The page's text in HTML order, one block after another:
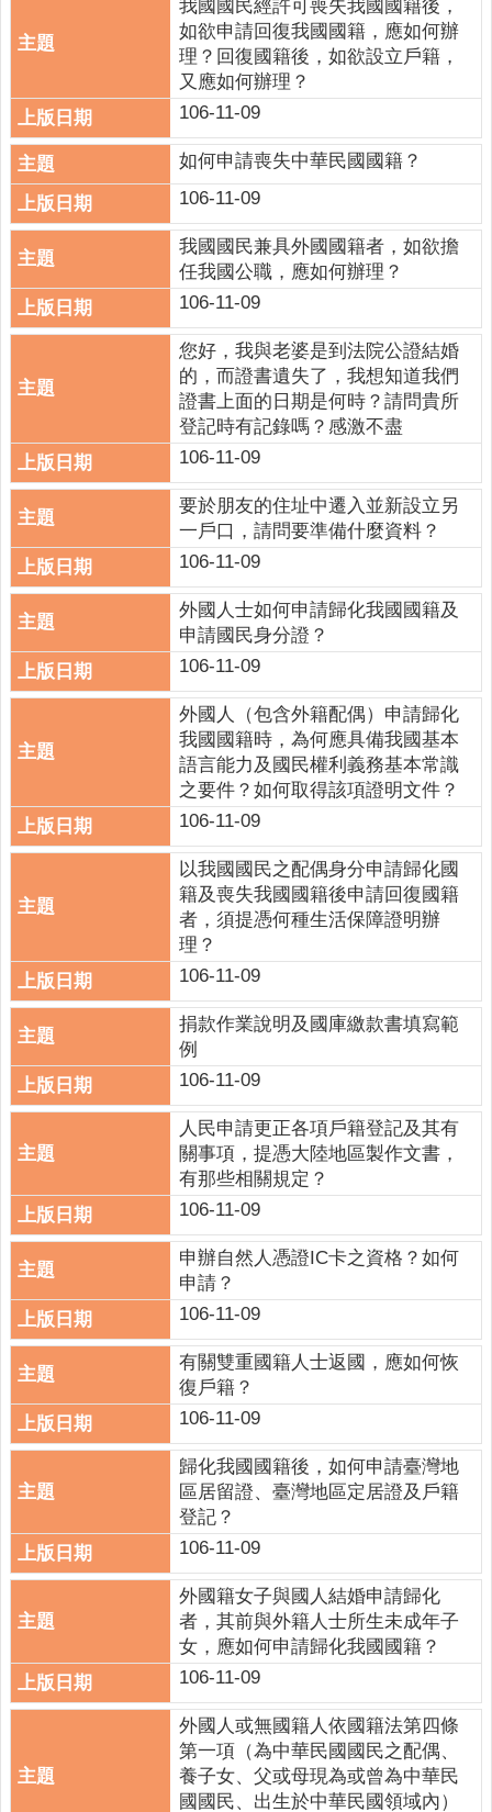
民
流
相
關
連
結
網
站
導
查
詢
相
關
連
結
林
縣
政
資
訊
權
保
護
政
策
網
站
安
全
政
策
府
網
站
資
料
開
宣
我國國民經許可喪失我國國籍後，
如欲申請回復我國國籍，應如何辦
理？回復國籍後，如欲設立戶籍，
又應如何辦理？
106-11-09
如何申請喪失中華民國國籍？
106-11-09
我國國民兼具外國國籍者，如欲擔
任我國公職，應如何辦理？
106-11-09
您好，我與老婆是到法院公證結婚
的，而證書遺失了，我想知道我們
證書上面的日期是何時？請問貴所
登記時有記錄嗎？感激不盡
106-11-09
要於朋友的住址中遷入並新設立另
一戶口，請問要準備什麼資料？
106-11-09
外國人士如何申請歸化我國國籍及
申請國民身分證？
106-11-09
外國人（包含外籍配偶）申請歸化
我國國籍時，為何應具備我國基本
語言能力及國民權利義務基本常識
之要件？如何取得該項證明文件？
106-11-09
以我國國民之配偶身分申請歸化國
籍及喪失我國國籍後申請回復國籍
者，須提憑何種生活保障證明辦
理？
106-11-09
捐款作業說明及國庫繳款書填寫範
例
106-11-09
人民申請更正各項戶籍登記及其有
關事項，提憑大陸地區製作文書，
有那些相關規定？
106-11-09
申辦自然人憑證IC卡之資格？如何
申請？
106-11-09
有關雙重國籍人士返國，應如何恢
復戶籍？
106-11-09
歸化我國國籍後，如何申請臺灣地
區居留證、臺灣地區定居證及戶籍
登記？
106-11-09
外國籍女子與國人結婚申請歸化
者，其前與外籍人士所生未成年子
女，應如何申請歸化我國國籍？
106-11-09
外國人或無國籍人依國籍法第四條
第一項（為中華民國國民之配偶、
養子女、父或母現為或曾為中華民
國國民、出生於中華民國領域內）